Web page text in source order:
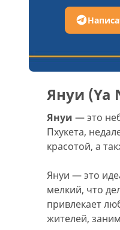
Януи (Ya
Януи — это
Пхукета,
красотой, а
Януи — это
мелкий, что
привлекает
жителей,